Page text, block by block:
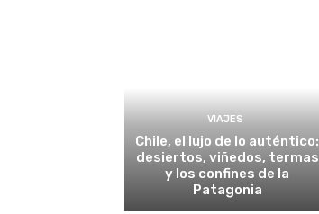
VIAJES
Chile, el lujo de lo auténtico:
desiertos, viñedos, termas
y los confines de la
Patagonia